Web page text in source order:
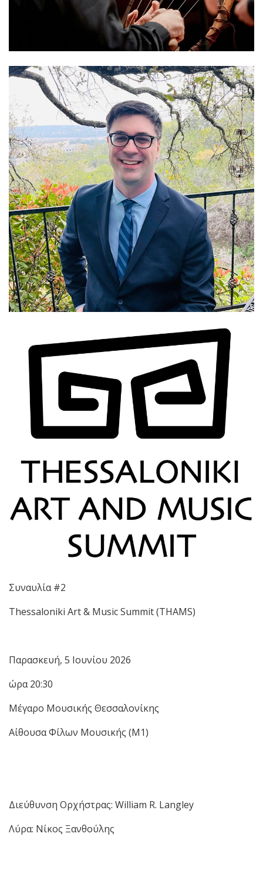
Συναυλία #2
Thessaloniki Art & Music Summit (THAMS)
Παρασκευή, 5 Ιουνίου 2026
ώρα 20:30
Μέγαρο Μουσικής Θεσσαλονίκης
Αίθουσα Φίλων Μουσικής (Μ1)
Διεύθυνση Ορχήστρας: William R. Langley
Λύρα: Νίκος Ξανθούλης